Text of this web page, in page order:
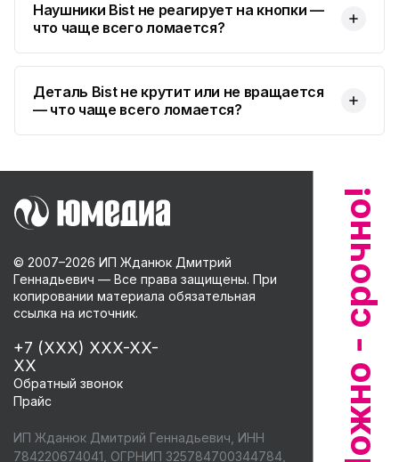
Наушники Bist не реагирует на кнопки —
что чаще всего ломается?
Деталь Bist не крутит или не вращается
— что чаще всего ломается?
© 2007–2026 ИП Жданюк Дмитрий
Геннадьевич — Все права защищены. При
копировании материала обязательная
ссылка на источник.
+7 (XXX) XXX-XX-
XX
Обратный звонок
Прайс
ИП Жданюк Дмитрий Геннадьевич, ИНН
784220674041, ОГРНИП 325784700344784,